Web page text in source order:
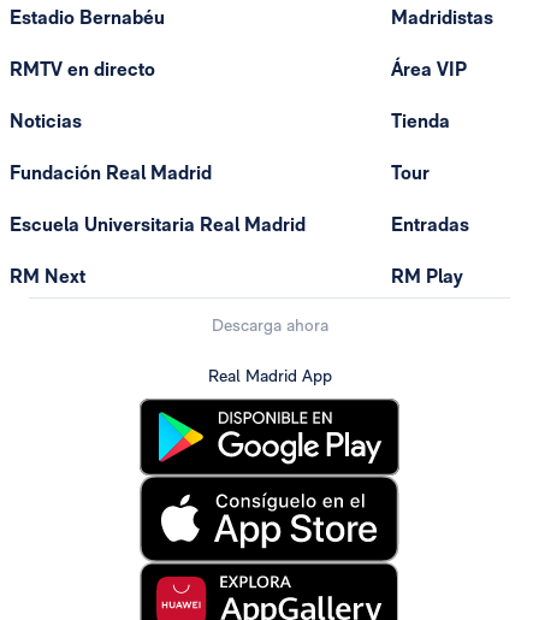
Estadio Bernabéu
RMTV en directo
Noticias
Fundación Real Madrid
Escuela Universitaria Real Madrid
RM Next
Madridistas
Área VIP
Tienda
Tour
Entradas
RM Play
Descarga ahora
Real Madrid App